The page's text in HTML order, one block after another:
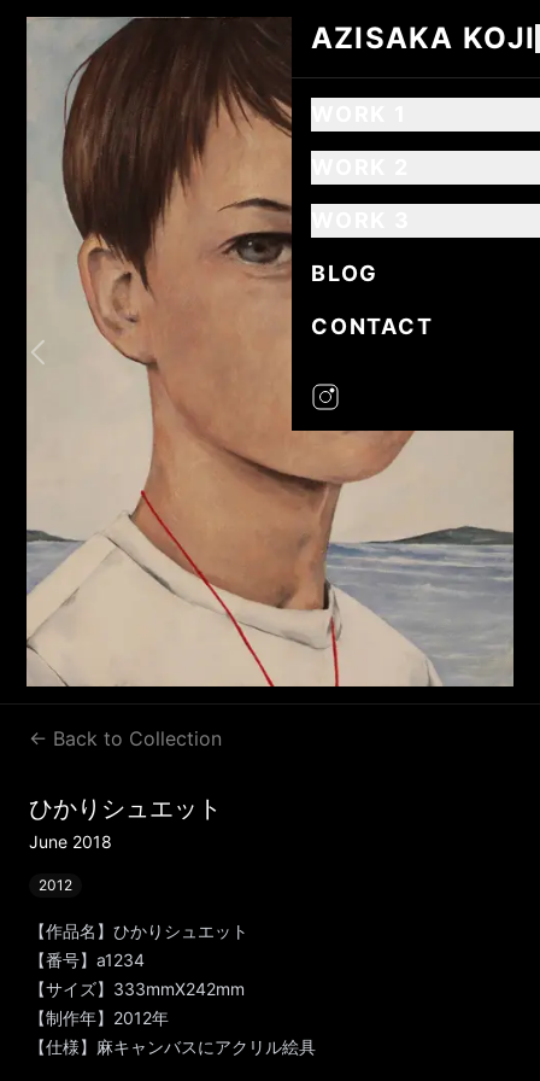
← Back to Collection
ひかりシュエット
June 2018
2012
【作品名】ひかりシュエット
【番号】a1234
【サイズ】333mmX242mm
【制作年】2012年
【仕様】麻キャンバスにアクリル絵具
AZISAKA KOJI
AZISAKA KOJI
BLOG
CONTACT